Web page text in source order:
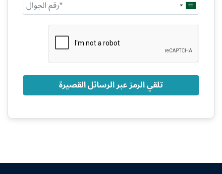
Saudi
Arabia
تلقي الرمز عبر الرسائل القصيرة